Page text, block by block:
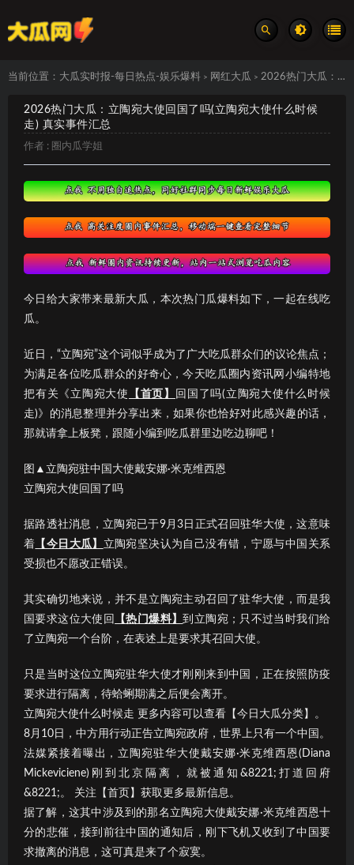
当前位置： 大瓜实时报-每日热点-娱乐爆料 > 网红大瓜 > 2026热门大瓜：立陶宛大使回国了吗(立陶宛大使什么时候走) 真实事件汇总
2026热门大瓜：立陶宛大使回国了吗(立陶宛大使什么时候
走) 真实事件汇总
作者 : 圈内瓜学姐
今日给大家带来最新大瓜，本次热门瓜爆料如下，一起在线吃
瓜。
近日，“立陶宛”这个词似乎成为了广大吃瓜群众们的议论焦点；
为满足各位吃瓜群众的好奇心，今天吃瓜圈内资讯网小编特地
把有关《立陶宛大使
【首页】
回国了吗(立陶宛大使什么时候
走)》的消息整理并分享出来，如果你也恰好对此感兴趣的话，
那就请拿上板凳，跟随小编到吃瓜群里边吃边聊吧！
图▲立陶宛驻中国大使戴安娜·米克维西恩
立陶宛大使回国了吗
据路透社消息，立陶宛已于9月3日正式召回驻华大使，这意味
着 【今日大瓜】 立陶宛坚决认为自己没有错，宁愿与中国关系
受损也不愿改正错误。
其实确切地来说，并不是立陶宛主动召回了驻华大使，而是我
国要求这位大使回
【热门爆料】到立陶宛；只不过当时我们给
了立陶宛一个台阶，在表述上是要求其召回大使。
只是当时这位立陶宛驻华大使才刚刚来到中国，正在按照防疫
要求进行隔离，待蛤蜊期满之后便会离开。
立陶宛大使什么时候走 更多内容可以查看【今日大瓜分类】。
8月10日，中方用行动正告立陶宛政府，世界上只有一个中国。
法媒紧接着曝出，立陶宛驻华大使戴安娜·米克维西恩(Diana
Mickeviciene)刚到北京隔离，就被通知&8221;打道回府
&8221;。 关注【首页】获取更多最新信息。
据了解，这其中涉及到的那名立陶宛大使戴安娜·米克维西恩十
分的悲催，接到前往中国的通知后，刚下飞机又收到了中国要
求撤离的消息，这可真是来了个寂寞。